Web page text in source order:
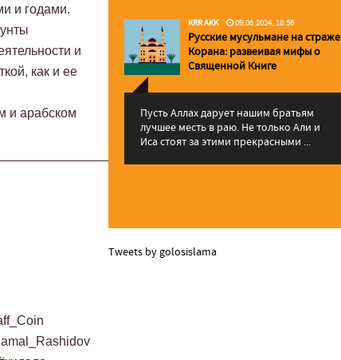
и годами.
и
как и ее
и арабском
KRR AKK 09.06.2024, 18:56
Русские мусульмане на страже
Корана: pазвеивая мифы о
Священной Книге
Пусть Аллах дарует нашим братьям
лучшее месть в раю. Не только Али и
Иса стоят за этими прекрасными ...
Tweets by golosislama